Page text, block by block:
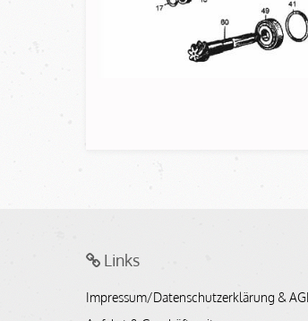
Links
Impressum/Datenschutzerklärung &